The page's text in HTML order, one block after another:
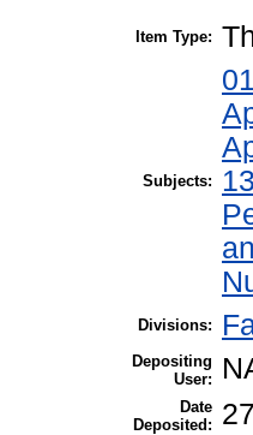
Item Type:
Subjects:
Divisions:
Depositing
User:
Date
Deposited: